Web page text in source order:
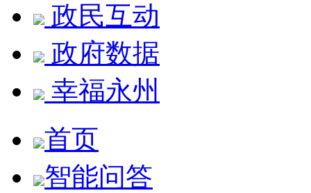
政民互动
政府数据
幸福永州
首页
智能问答